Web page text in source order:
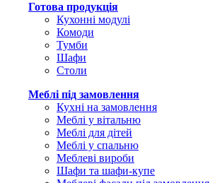
Готова продукція
Кухонні модулі
Комоди
Тумби
Шафи
Столи
Меблі під замовлення
Кухні на замовлення
Меблі у вітальню
Меблі для дітей
Меблі у спальню
Меблеві вироби
Шафи та шафи-купе